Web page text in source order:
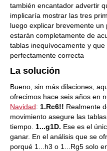
también encantador advertir
implicaría mostrar las tres
luego explicar brevemente
estarán completamente de
tablas inequívocamente y
perfectamente correcta
La solución
Bueno, sin más dilaciones,
ofrecimos hace seis años en
Navidad: 1.Rc6!! Realmente
movimiento asegure las
tiempo. 1...g1D. Ese es el
ganar. En el análisis que se
porqué 1...h3 o 1...Rg5 solo